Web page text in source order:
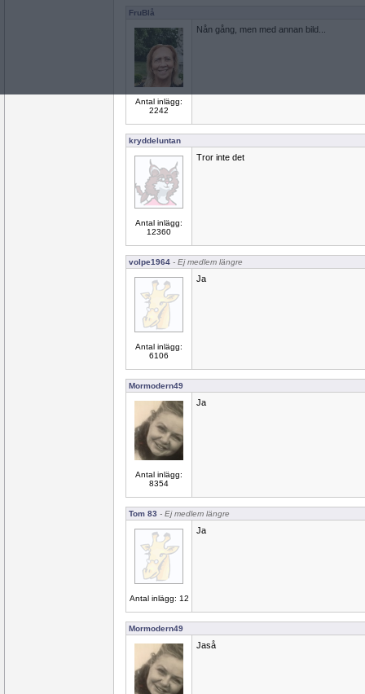
FruBlå
Antal inlägg:
2242
Nån gång, men med annan bild...
kryddeluntan
Antal inlägg:
12360
Tror inte det
volpe1964 - Ej medlem längre
Antal inlägg:
6106
Ja
Mormodern49
Antal inlägg:
8354
Ja
Tom 83 - Ej medlem längre
Antal inlägg: 12
Ja
Mormodern49
Jaså